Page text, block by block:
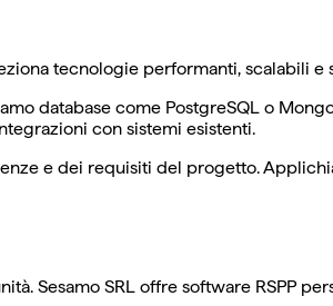
tecnologie performanti, scalabili e
database come PostgreSQL o
con sistemi esistenti.
e dei requisiti del progetto.
Sesamo SRL offre software RSPP